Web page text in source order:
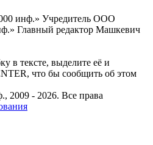
инф.» Учредитель ООО
Главный редактор Машкевич
в тексте, выделите её и
что бы сообщить об этом
2009 - 2026. Все права